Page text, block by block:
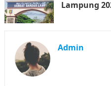
Lampung
Admin